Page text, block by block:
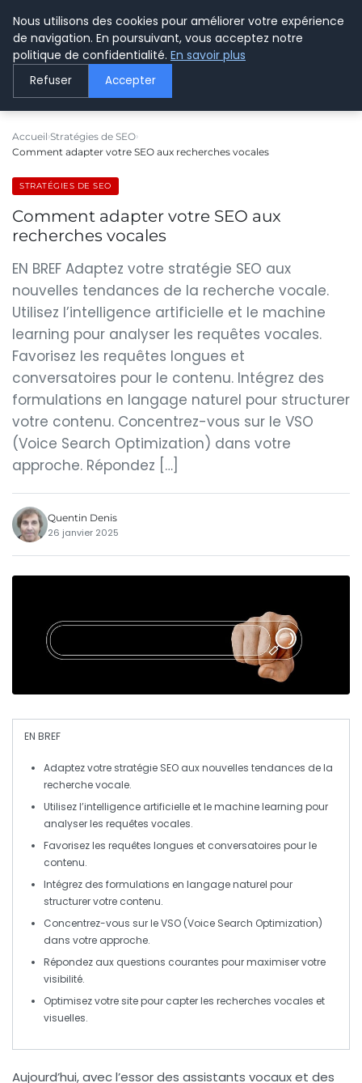
LE WEBMARKETING
Accueil Stratégies de SEO
Comment adapter votre SEO aux recherches vocales
STRATÉGIES DE SEO
Comment adapter votre SEO aux
recherches vocales
EN BREF Adaptez votre stratégie SEO aux
nouvelles tendances de la recherche vocale.
Utilisez l’intelligence artificielle et le machine
learning pour analyser les requêtes vocales.
Favorisez les requêtes longues et
conversatoires pour le contenu. Intégrez des
formulations en langage naturel pour structurer
votre contenu. Concentrez-vous sur le VSO
(Voice Search Optimization) dans votre
approche. Répondez […]
Quentin Denis
26 janvier 2025
EN BREF
Adaptez votre stratégie SEO aux nouvelles tendances de la
recherche vocale.
Utilisez l’intelligence artificielle et le machine learning pour
analyser les requêtes vocales.
Favorisez les requêtes longues et conversatoires pour le
contenu.
Intégrez des formulations en langage naturel pour
structurer votre contenu.
Concentrez-vous sur leVSO (Voice Search Optimization)
dans votre approche.
Répondez aux questions courantes pour maximiser votre
visibilité.
Optimisez votre site pour capter les recherches vocales et
visuelles.
Aujourd’hui, avec l’essor des assistants vocauxet des
Nous utilisons des cookies pour améliorer votre expérience
de navigation. En poursuivant, vous acceptez notre
politique de confidentialité. En savoir plus
Refuser Accepter